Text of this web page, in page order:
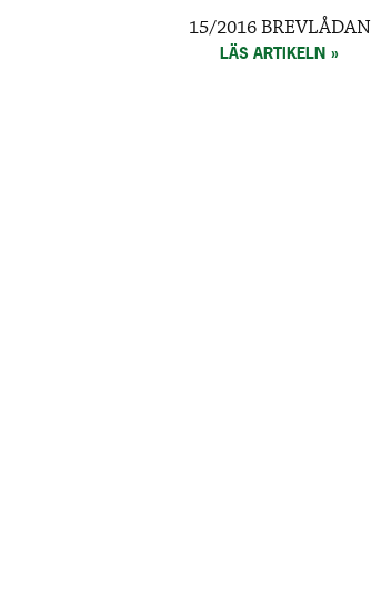
15/2016 BREVLÅDAN
LÄS ARTIKELN